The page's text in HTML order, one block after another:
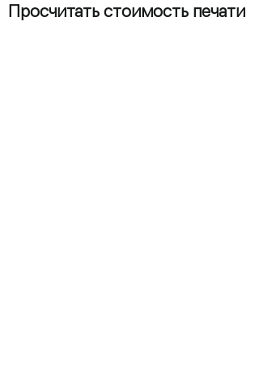
Просчитать стоимость печати